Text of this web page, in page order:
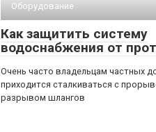
Оборудование
Как защитить систему
водоснабжения от
Очень часто владельцам частных
приходится сталкиваться с
разрывом шлангов